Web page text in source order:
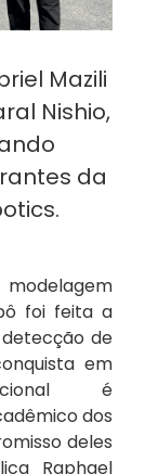
Mazili
Nishio,
da
foi feita a
de
em
é
dos
deles
Raphael